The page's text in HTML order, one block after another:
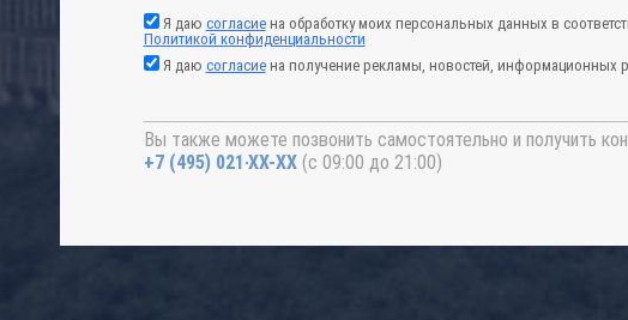
Я даю согласиена обработку моих персональных данных в
Политикой конфиденциальности
Я даю согласиена получение рекламы, новостей, информационных
Вы также можете позвонить самостоятельно и получить
+7 (495) 021-41-76 (с 09:00 до 21:00)